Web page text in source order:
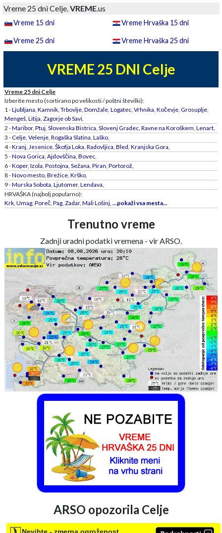
Vreme 25 dni Celje.VREME.us
Vreme 15 dni Vreme Hrvaška 15 dni
Vreme 25 dni Vreme Hrvaška 25 dni
VREME 25 DNI Celje
Vreme 25 dni Celje
Izberite mesto (sortirano po velikosti / poštni številki):
1 -Ljubljana, Kamnik, Trbovlje, Domžale, Logatec, Vrhnika, Kočevje, Grosuplje,
Mengeš, Litija, Zagorje ob Savi,
2 -Maribor, Ptuj, Slovenska Bistrica, Slovenj Gradec, Ravne na Koroškem, Lenart,
3 -Celje, Velenje, Rogaška Slatina, Laško,
4 -Kranj, Jesenice, Škofja Loka, Radovljica, Bled, Kranjska Gora,
5 -Nova Gorica, Ajdovščina, Bovec,
6 -Koper, Izola, Postojna, Sežana, Piran, Portorož,
8 -Novo mesto, Brežice, Krško,
9 -Murska Sobota, Ljutomer, Lendava,
HRVAŠKA (najbolj popularno):
Krk, Umag, Poreč, Pag, Zadar, Mali Lošinj, ...pokaži vsa mesta...
Trenutno vreme
Zadnji uradni podatki vremena - vir ARSO.
ARSO opozorila Celje